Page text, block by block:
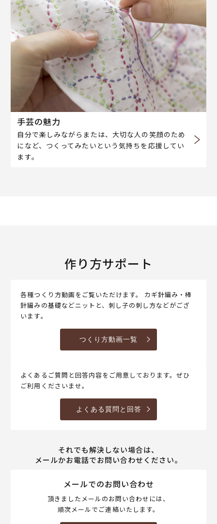
手芸の魅力
自分で楽しみながらまたは、大切な人の笑顔のため
になど、つくってみたいという気持ちを応援してい
ます。
作り方サポート
各種つくり方動画をご覧いただけます。 カギ針編み・棒
針編みの基礎などニットと、刺し子の刺し方などがござ
います。
つくり方動画一覧
よくあるご質問と回答内容をご用意しております。ぜひ
ご利用くださいませ。
よくある質問と回答
それでも解決しない場合は、
メールかお電話でお問い合わせください。
メールでのお問い合わせ
頂きましたメールのお問い合わせには、
順次メールでご連絡いたします。